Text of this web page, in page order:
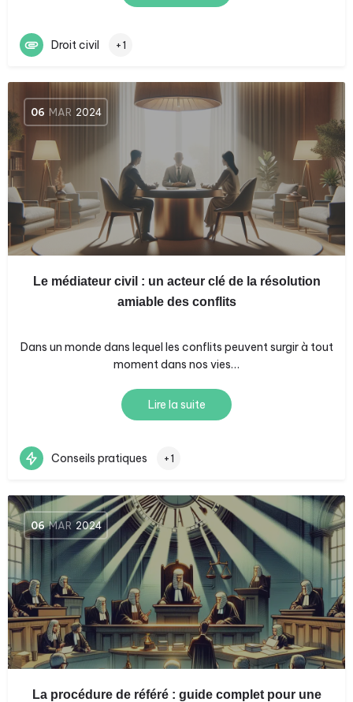
Droit civil +1
06 MAR 2024
Le médiateur civil : un acteur clé de la résolution
amiable des conflits
Dans un monde dans lequel les conflits peuvent surgir à tout
moment dans nos vies…
Lire la suite
Conseils pratiques +1
06 MAR 2024
La procédure de référé : guide complet pour une